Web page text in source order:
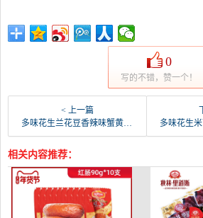
0
写的不错，赞一个！
< 上一篇
多味花生兰花豆香辣味蟹黄蚕豆休闲炒货零食品散装小包-花生豆(爱淘食品专营店仅售7.26元)
多味花生米下酒鬼吃花生菜麻辣裹衣
相关内容推荐：